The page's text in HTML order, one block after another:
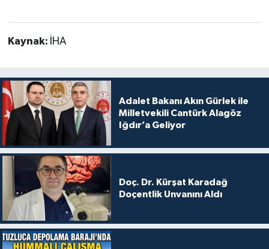
Kaynak: İHA
Adalet Bakanı Akın Gürlek ile
Milletvekili Cantürk Alagöz
Iğdır’a Geliyor
Doç. Dr. Kürşat Karadağ
Doçentlik Unvanını Aldı